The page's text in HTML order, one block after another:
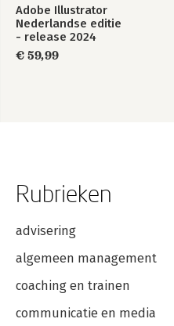
Adobe Illustrator
Nederlandse editie
- release 2024
€ 59,99
Rubrieken
advisering
algemeen management
coaching en trainen
communicatie en media